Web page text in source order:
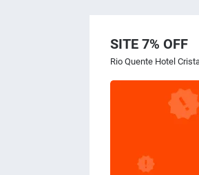
SITE 7% OFF
Rio Quente Hotel